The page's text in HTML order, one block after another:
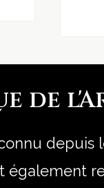
de
connu
également